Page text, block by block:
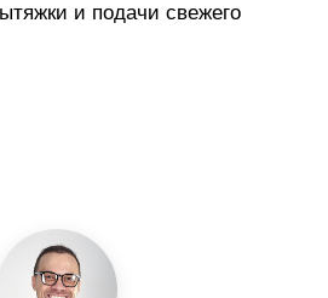
и подачи свежего